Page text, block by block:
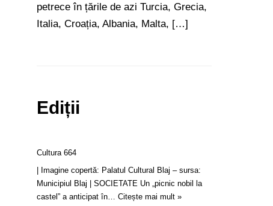
petrece în țările de azi Turcia, Grecia,
Italia, Croația, Albania, Malta, […]
Ediții
Cultura 664
| Imagine copertă: Palatul Cultural Blaj – sursa:
Municipiul Blaj | SOCIETATE Un „picnic nobil la
castel” a anticipat în… Citește mai mult »